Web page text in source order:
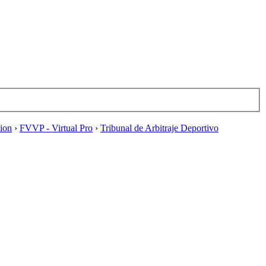
› FVVP - Virtual Pro › Tribunal de Arbitraje Deportivo